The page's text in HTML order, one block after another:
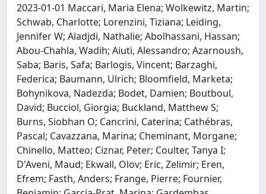
2023-01-01 Maccari, Maria Elena; Wolkewitz, Martin;
Schwab, Charlotte; Lorenzini, Tiziana; Leiding,
Jennifer W; Aladjdi, Nathalie; Abolhassani, Hassan;
Abou-Chahla, Wadih; Aiuti, Alessandro; Azarnoush,
Saba; Baris, Safa; Barlogis, Vincent; Barzaghi,
Federica; Baumann, Ulrich; Bloomfield, Marketa;
Bohynikova, Nadezda; Bodet, Damien; Boutboul,
David; Bucciol, Giorgia; Buckland, Matthew S;
Burns, Siobhan O; Cancrini, Caterina; Cathébras,
Pascal; Cavazzana, Marina; Cheminant, Morgane;
Chinello, Matteo; Ciznar, Peter; Coulter, Tanya I;
D'Aveni, Maud; Ekwall, Olov; Eric, Zelimir; Eren,
Efrem; Fasth, Anders; Frange, Pierre; Fournier,